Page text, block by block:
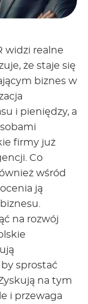
widzi realne
że staje się
biznes w
i pieniędzy, a
firmy już
Co
wśród
ją
na rozwój
by sprostać
na tym
i przewaga